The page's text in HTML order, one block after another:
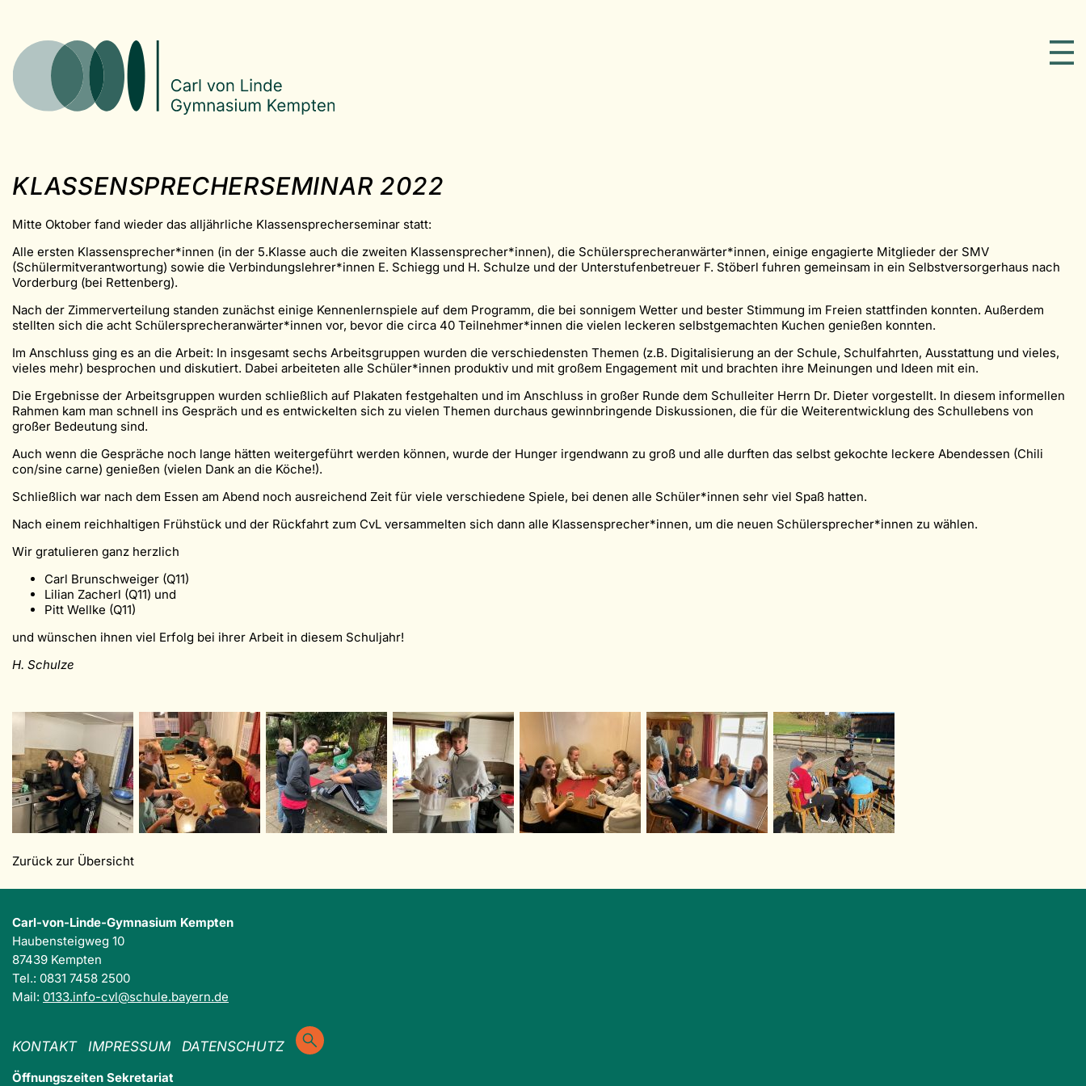
KLASSENSPRECHERSEMINAR 2022
Mitte Oktober fand wieder das alljährliche Klassensprecherseminar statt:
Alle ersten Klassensprecher*innen (in der 5.Klasse auch die zweiten Klassensprecher*innen), die Schülersprecheranwärter*innen, einige engagierte Mitglieder der SMV
(Schülermitverantwortung) sowie die Verbindungslehrer*innen E. Schiegg und H. Schulze und der Unterstufenbetreuer F. Stöberl fuhren gemeinsam in ein Selbstversorgerhaus nach
Vorderburg (bei Rettenberg).
Nach der Zimmerverteilung standen zunächst einige Kennenlernspiele auf dem Programm, die bei sonnigem Wetter und bester Stimmung im Freien stattfinden konnten. Außerdem
stellten sich die acht Schülersprecheranwärter*innen vor, bevor die circa 40 Teilnehmer*innen die vielen leckeren selbstgemachten Kuchen genießen konnten.
Im Anschluss ging es an die Arbeit: In insgesamt sechs Arbeitsgruppen wurden die verschiedensten Themen (z.B. Digitalisierung an der Schule, Schulfahrten, Ausstattung und vieles,
vieles mehr) besprochen und diskutiert. Dabei arbeiteten alle Schüler*innen produktiv und mit großem Engagement mit und brachten ihre Meinungen und Ideen mit ein.
Die Ergebnisse der Arbeitsgruppen wurden schließlich auf Plakaten festgehalten und im Anschluss in großer Runde dem Schulleiter Herrn Dr. Dieter vorgestellt. In diesem informellen
Rahmen kam man schnell ins Gespräch und es entwickelten sich zu vielen Themen durchaus gewinnbringende Diskussionen, die für die Weiterentwicklung des Schullebens von
großer Bedeutung sind.
Auch wenn die Gespräche noch lange hätten weitergeführt werden können, wurde der Hunger irgendwann zu groß und alle durften das selbst gekochte leckere Abendessen (Chili
con/sine carne) genießen (vielen Dank an die Köche!).
Schließlich war nach dem Essen am Abend noch ausreichend Zeit für viele verschiedene Spiele, bei denen alle Schüler*innen sehr viel Spaß hatten.
Nach einem reichhaltigen Frühstück und der Rückfahrt zum CvL versammelten sich dann alle Klassensprecher*innen, um die neuen Schülersprecher*innen zu wählen.
Wir gratulieren ganz herzlich
Carl Brunschweiger (Q11)
Lilian Zacherl (Q11) und
Pitt Wellke (Q11)
und wünschen ihnen viel Erfolg bei ihrer Arbeit in diesem Schuljahr!
H. Schulze
Zurück zur Übersicht
Carl-von-Linde-Gymnasium Kempten
Haubensteigweg 10
87439 Kempten
Tel.: 0831 7458 2500
Mail: 0133.info-cvl@schule.bayern.de
KONTAKT IMPRESSUM DATENSCHUTZ
Öffnungszeiten Sekretariat